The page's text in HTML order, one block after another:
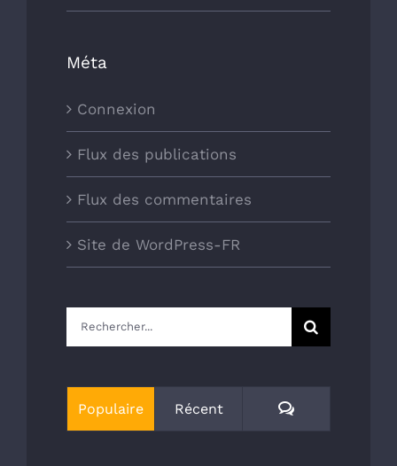
Méta
Connexion
Flux des publications
Flux des commentaires
Site de WordPress-FR
Rechercher:
Populaire Récent Commentaires